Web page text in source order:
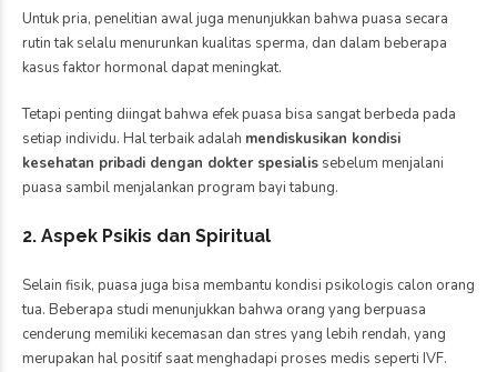
Untuk pria, penelitian awal juga menunjukkan bahwa puasa secara
rutin tak selalu menurunkan kualitas sperma, dan dalam beberapa
kasus faktor hormonal dapat meningkat.
Tetapi penting diingat bahwa efek puasa bisa sangat berbeda pada
setiap individu. Hal terbaik adalah mendiskusikan kondisi
kesehatan pribadi dengan dokter spesialis sebelum menjalani
puasa sambil menjalankan program bayi tabung.
2. Aspek Psikis dan Spiritual
Selain fisik, puasa juga bisa membantu kondisi psikologis calon orang
tua. Beberapa studi menunjukkan bahwa orang yang berpuasa
cenderung memiliki kecemasan dan stres yang lebih rendah, yang
merupakan hal positif saat menghadapi proses medis seperti IVF.